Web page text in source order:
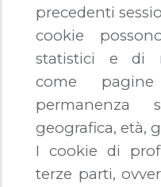
precedenti
cookie
statistici e di
come
permanenza
geografica, età,
I cookie di
terze parti,